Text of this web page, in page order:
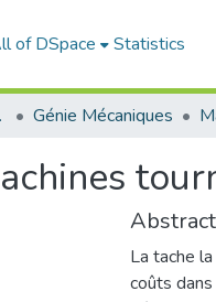
of DSpace Statistics
Génie Mécaniques
Abstract
La tache
coûts